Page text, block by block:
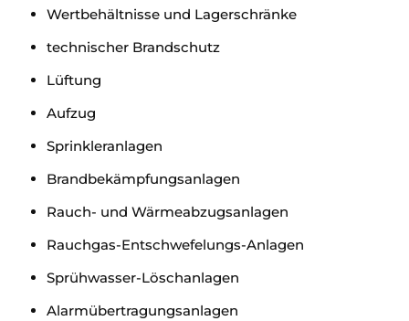
Wertbehältnisse und Lagerschränke
technischer Brandschutz
Lüftung
Aufzug
Sprinkleranlagen
Brandbekämpfungsanlagen
Rauch- und Wärmeabzugsanlagen
Rauchgas-Entschwefelungs-Anlagen
Sprühwasser-Löschanlagen
Alarmübertragungsanlagen